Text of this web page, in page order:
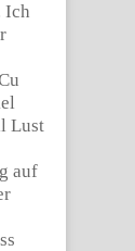
Ich
Lust
auf